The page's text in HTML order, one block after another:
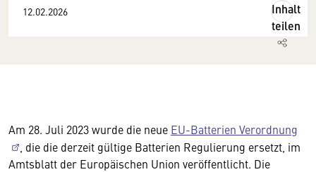
12.02.2026
Inhalt
teilen
Am 28. Juli 2023 wurde die neue EU-Batterien Verordnung
, die die derzeit gültige Batterien Regulierung ersetzt, im
Amtsblatt der Europäischen Union veröffentlicht. Die